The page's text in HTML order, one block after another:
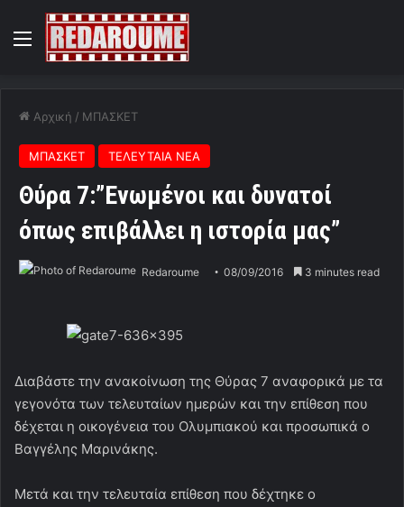
Menu
Αρχική / ΜΠΑΣΚΕΤ
ΜΠΑΣΚΕΤ ΤΕΛΕΥΤΑΙΑ ΝΕΑ
Θύρα 7:”Ενωμένοι και δυνατοί
όπως επιβάλλει η ιστορία μας”
Redaroume 08/09/2016 3 minutes read
Διαβάστε την ανακοίνωση της Θύρας 7 αναφορικά με τα
γεγονότα των τελευταίων ημερών και την επίθεση που
δέχεται η οικογένεια του Ολυμπιακού και προσωπικά ο
Βαγγέλης Μαρινάκης.
Μετά και την τελευταία επίθεση που δέχτηκε ο